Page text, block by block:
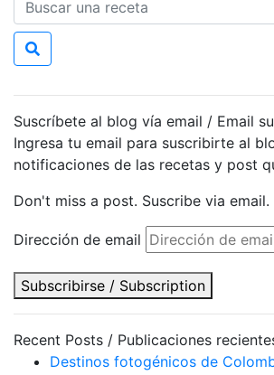
Suscríbete al blog vía email / Email
Ingresa tu email para suscribirte al
notificaciones de las recetas y post
Don't miss a post. Suscribe via email.
Dirección de email
Subscribirse / Subscription
Recent Posts / Publicaciones
Destinos fotogénicos de